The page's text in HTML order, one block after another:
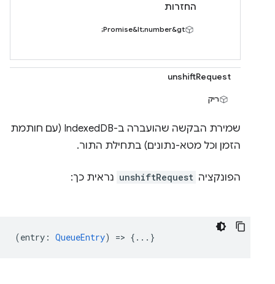
החזרות
Promise&lt;number&gt;
unshiftRequest
ריק
שמירת הבקשה שהועברה ב-IndexedDB (עם חותמת
הזמן וכל מטא-נתונים) בתחילת התור.
הפונקציה unshiftRequest נראית כך:
(entry : QueueEntry) => {...}